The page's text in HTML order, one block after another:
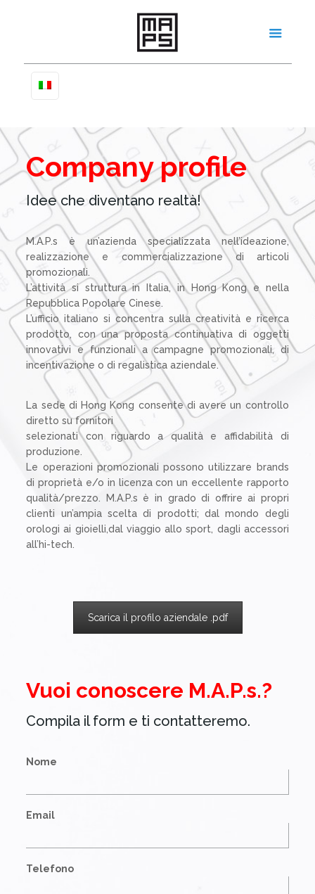
Company profile
Idee che diventano realtà!
M.A.P.s è un’azienda specializzata nell’ideazione,
realizzazione e commercializzazione di articoli
promozionali.
L’attività si struttura in Italia, in Hong Kong e nella
Repubblica Popolare Cinese.
L’ufficio italiano si concentra sulla creatività e ricerca
prodotto, con una proposta continuativa di oggetti
innovativi e funzionali a campagne promozionali, di
incentivazione o di regalistica aziendale.
La sede di Hong Kong consente di avere un controllo
diretto su fornitori
selezionati con riguardo a qualità e affidabilità di
produzione.
Le operazioni promozionali possono utilizzare brands
di proprietà e/o in licenza con un eccellente rapporto
qualità/prezzo. M.A.P.s è in grado di offrire ai propri
clienti un’ampia scelta di prodotti; dal mondo degli
orologi ai gioielli,dal viaggio allo sport, dagli accessori
all’hi-tech.
Scarica il profilo aziendale .pdf
Vuoi conoscere M.A.P.s.?
Compila il form e ti contatteremo.
Nome
Email
Telefono